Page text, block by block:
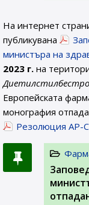
На интернет
публикувана
министъра на
2023 г. на
Европейската
монография
Резолюция AP-